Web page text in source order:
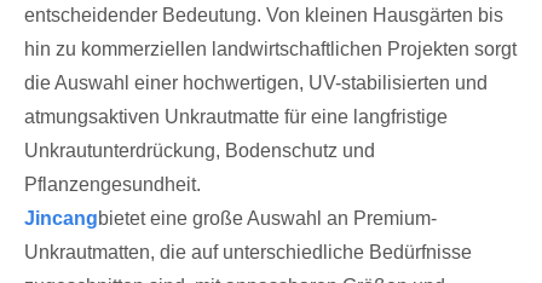
entscheidender Bedeutung. Von kleinen Hausgärten bis
hin zu kommerziellen landwirtschaftlichen Projekten sorgt
die Auswahl einer hochwertigen, UV-stabilisierten und
atmungsaktiven Unkrautmatte für eine langfristige
Unkrautunterdrückung, Bodenschutz und
Pflanzengesundheit.
Jincangbietet eine große Auswahl an Premium-
Unkrautmatten, die auf unterschiedliche Bedürfnisse